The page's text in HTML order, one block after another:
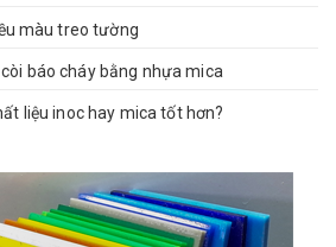
màu treo tường
báo cháy bằng nhựa mica
liệu inoc hay mica tốt hơn?